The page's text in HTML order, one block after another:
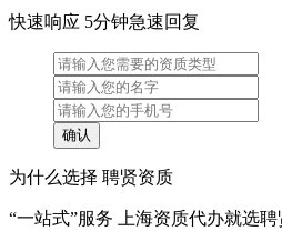
快速响应 5分钟急速回复
为什么选择 聘贤资质
“一站式”服务 上海资质代办就选